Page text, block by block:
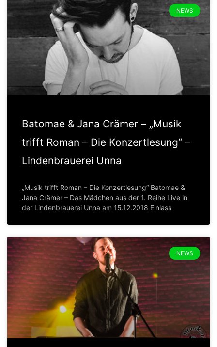
NEWS
Batomae & Jana Crämer – „Musik
trifft Roman – Die Konzertlesung“ –
Lindenbrauerei Unna
„Musik trifft Roman – Die Konzertlesung“ Batomae &
Jana Crämer – Das Mädchen aus der 1. Reihe Live in
der Lindenbrauerei Unna am 15.12.2018 Einlass
NEWS